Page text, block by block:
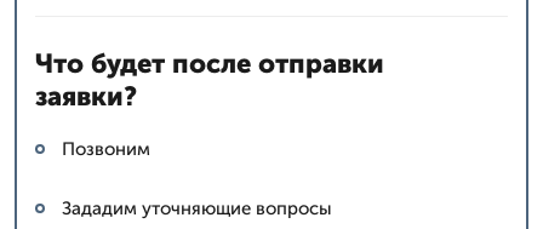
Что будет после отправки
заявки?
Позвоним
Зададим уточняющие вопросы